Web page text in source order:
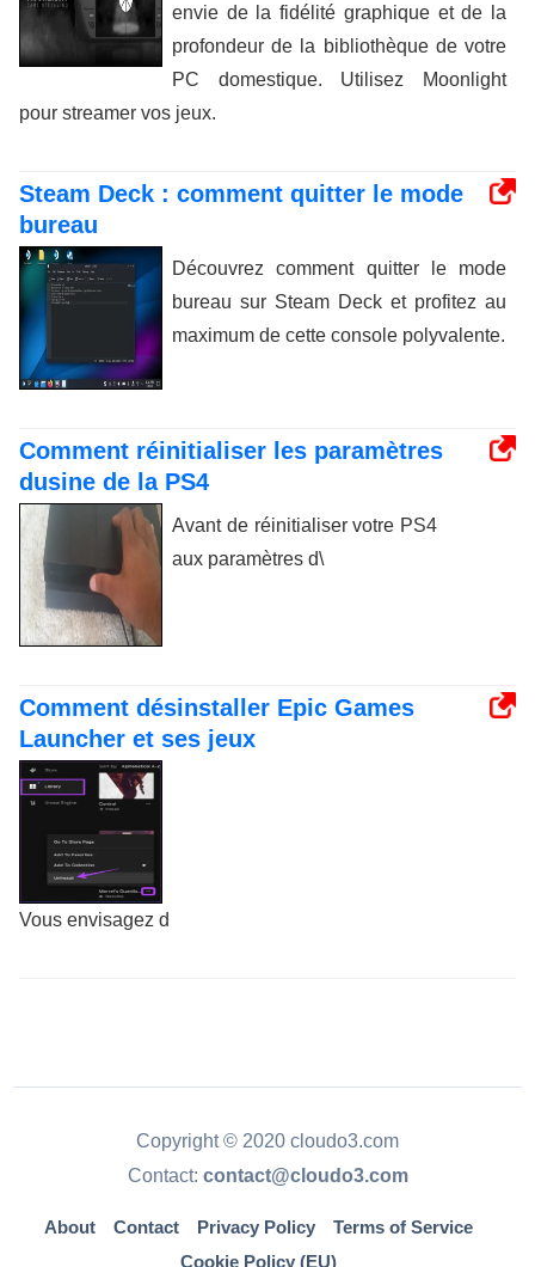
envie de la fidélité graphique et de la
profondeur de la bibliothèque de votre
PC domestique. Utilisez Moonlight
pour streamer vos jeux.
Steam Deck : comment quitter le mode
bureau
Découvrez comment quitter le mode
bureau sur Steam Deck et profitez au
maximum de cette console polyvalente.
Comment réinitialiser les paramètres
dusine de la PS4
Avant de réinitialiser votre PS4
aux paramètres d\
Comment désinstaller Epic Games
Launcher et ses jeux
Vous envisagez d
Copyright © 2020 cloudo3.com
Contact: contact@cloudo3.com
About Contact Privacy Policy
Terms of Service
Cookie Policy (EU)